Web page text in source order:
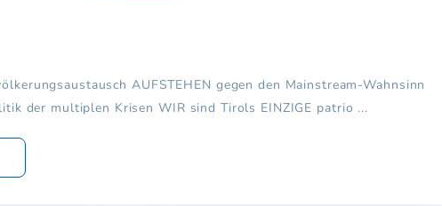
AUFSTEHEN gegen den Mainstream-Wahnsinn
der multiplen Krisen WIR sind Tirols EINZIGE patrio ...